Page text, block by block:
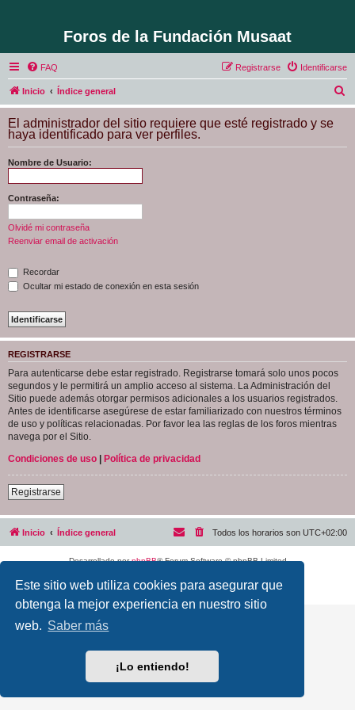
Este sitio web utiliza cookies para asegurar que
obtenga la mejor experiencia en nuestro sitio
web. Saber más
¡Lo entiendo!
Foros de la Fundación Musaat
FAQ Identificarse
Registrarse
Inicio Índice general
u
c
El administrador del sitio requiere que esté registrado y se
haya identificado para ver perfiles.
Nombre de Usuario:
Contraseña:
Olvidé mi contraseña
Reenviar email de activación
Recordar
Ocultar mi estado de conexión en esta sesión
REGISTRARSE
Para autenticarse debe estar registrado. Registrarse tomará solo unos pocos
segundos y le permitirá un amplio acceso al sistema. La Administración del
Sitio puede además otorgar permisos adicionales a los usuarios registrados.
Antes de identificarse asegúrese de estar familiarizado con nuestros términos
de uso y políticas relacionadas. Por favor lea las reglas de los foros mientras
navega por el Sitio.
Condiciones de uso | Política de privacidad
Registrarse
Inicio Índice general Todos los horarios son UTC+02:00
Desarrollado porphpBB® Forum Software © phpBB Limited
Privacidad| Condiciones